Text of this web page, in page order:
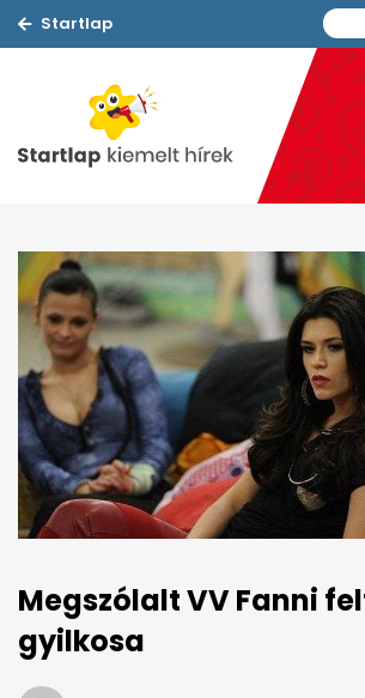
Startlap
Megszólalt VV Fanni
gyilkosa